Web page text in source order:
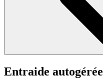
Entraide autogérée